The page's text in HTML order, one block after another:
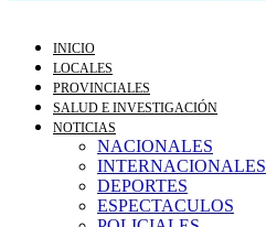
INICIO
LOCALES
PROVINCIALES
SALUD E INVESTIGACIÓN
NOTICIAS
NACIONALES
INTERNACIONALES
DEPORTES
ESPECTACULOS